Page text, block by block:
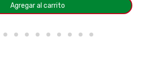
Agregar al carrito